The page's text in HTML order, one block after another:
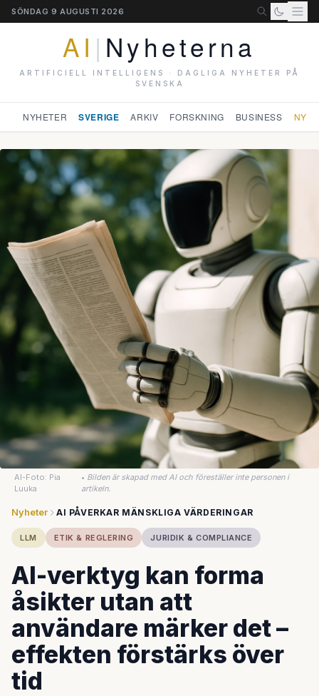
SÖNDAG 9 AUGUSTI 2026
AI | Nyheterna
ARTIFICIELL INTELLIGENS · DAGLIGA NYHETER PÅ
SVENSKA
NYHETER SVERIGE ARKIV FORSKNING BUSINESS
AI-Foto: Pia
Luuka
• Bilden är skapad med AI och föreställer inte personen i
artikeln.
Nyheter AI PÅVERKAR MÄNSKLIGA VÄRDERINGAR
LLM ETIK & REGLERING JURIDIK & COMPLIANCE
AI-verktyg kan forma
åsikter utan att
användare märker det –
effekten förstärks över
tid